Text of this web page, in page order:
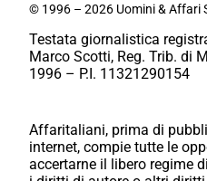
© 1996 – 2026 Uomini & Affari
Testata giornalistica
Marco Scotti, Reg. Trib. di
1996 – P.I. 11321290154
Affaritaliani, prima di
internet, compie tutte le
accertarne il libero regime